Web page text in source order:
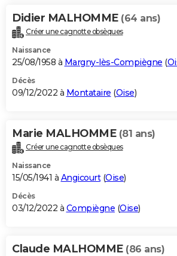
Didier MALHOMME (64 ans)
Créer une cagnotte obsèques
Naissance
25/08/1958 à Margny-lès-Compiègne (
Décès
09/12/2022 à Montataire (Oise)
Marie MALHOMME (81 ans)
Créer une cagnotte obsèques
Naissance
15/05/1941 à Angicourt(Oise)
Décès
03/12/2022 à Compiègne (Oise)
Claude MALHOMME (86 ans)